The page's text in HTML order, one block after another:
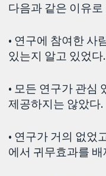
다음과 같은 이유
• 연구에 참여한 사
있는지 알고 있었다.
• 모든 연구가 관심
제공하지는 않았다.
• 연구가 거의 없었
에서 귀무효과를